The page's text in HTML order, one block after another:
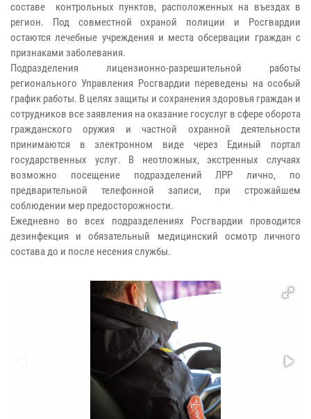
составе контрольных пунктов, расположенных на въездах в
регион. Под совместной охраной полиции и Росгвардии
остаются лечебные учреждения и места обсервации граждан с
признаками заболевания.
Подразделения лицензионно-разрешительной работы
регионального Управления Росгвардии переведены на особый
график работы. В целях защиты и сохранения здоровья граждан и
сотрудников все заявления на оказание госуслуг в сфере оборота
гражданского оружия и частной охранной деятельности
принимаются в электронном виде через Единый портал
государственных услуг. В неотложных, экстренных случаях
возможно посещение подразделений ЛРР лично, по
предварительной телефонной записи, при строжайшем
соблюдении мер предосторожности.
Ежедневно во всех подразделениях Росгвардии проводится
дезинфекция и обязательный медицинский осмотр личного
состава до и после несения службы.